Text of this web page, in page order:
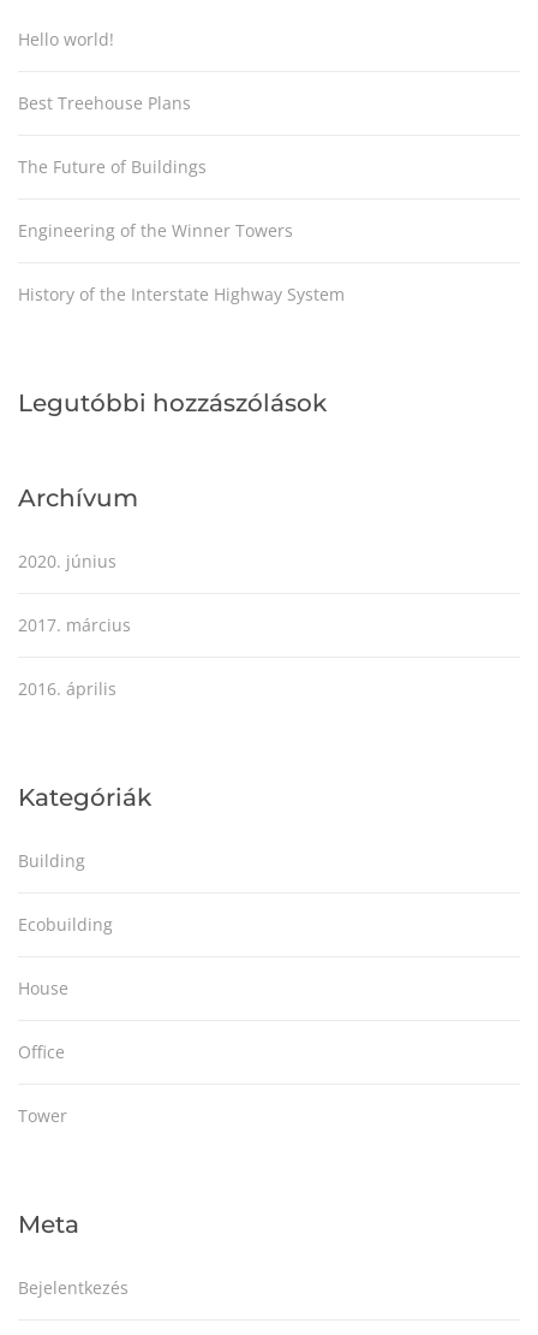
Hello world!
Best Treehouse Plans
The Future of Buildings
Engineering of the Winner Towers
History of the Interstate Highway System
Legutóbbi hozzászólások
Archívum
2020. június
2017. március
2016. április
Kategóriák
Building
Ecobuilding
House
Office
Tower
Meta
Bejelentkezés